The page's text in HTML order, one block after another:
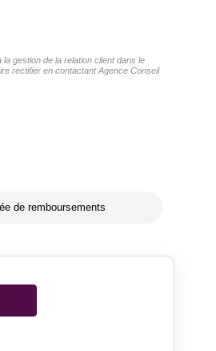
gestion de la relation client dans le
rectifier en contactant Agence Conseil
de remboursements